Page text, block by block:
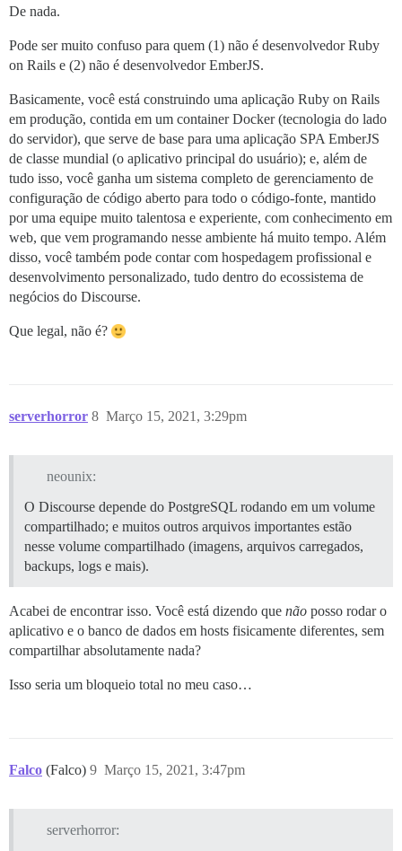
De nada.
Pode ser muito confuso para quem (1) não é desenvolvedor Ruby
on Rails e (2) não é desenvolvedor EmberJS.
Basicamente, você está construindo uma aplicação Ruby on Rails
em produção, contida em um container Docker (tecnologia do lado
do servidor), que serve de base para uma aplicação SPA EmberJS
de classe mundial (o aplicativo principal do usuário); e, além de
tudo isso, você ganha um sistema completo de gerenciamento de
configuração de código aberto para todo o código-fonte, mantido
por uma equipe muito talentosa e experiente, com conhecimento em
web, que vem programando nesse ambiente há muito tempo. Além
disso, você também pode contar com hospedagem profissional e
desenvolvimento personalizado, tudo dentro do ecossistema de
negócios do Discourse.
Que legal, não é?
serverhorror Março 15, 2021, 3:29pm
8
neounix:
O Discourse depende do PostgreSQL rodando em um volume
compartilhado; e muitos outros arquivos importantes estão
nesse volume compartilhado (imagens, arquivos carregados,
backups, logs e mais).
Acabei de encontrar isso. Você está dizendo que não posso rodar o
aplicativo e o banco de dados em hosts fisicamente diferentes, sem
compartilhar absolutamente nada?
Isso seria um bloqueio total no meu caso…
Falco (Falco) Março 15, 2021, 3:47pm
9
serverhorror: